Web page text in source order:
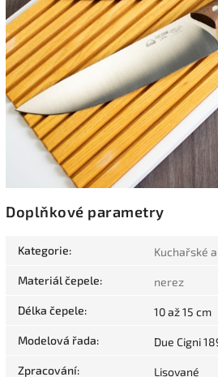
Doplňkové parametry
Kategorie: Kuchařské
Materiál čepele: nerez
Délka čepele: 10 až 15 cm
Modelová řada: Due Cigni
Zpracování: Lisované